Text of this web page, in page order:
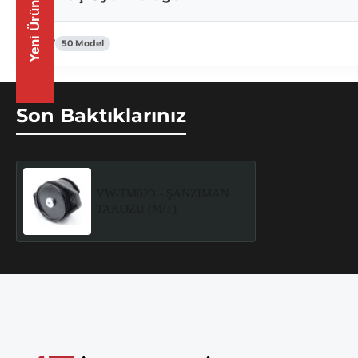
VW 50 Model
Son Baktıklarınız
Yeni Ürünler